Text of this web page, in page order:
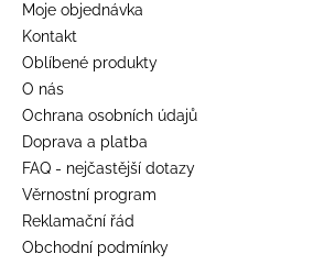
Moje objednávka
Kontakt
Oblíbené produkty
O nás
Ochrana osobních údajů
Doprava a platba
FAQ - nejčastější dotazy
Věrnostní program
Reklamační řád
Obchodní podmínky